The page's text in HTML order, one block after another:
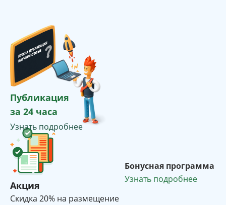
Публикация
за 24 часа
Узнать подробнее
Акция
Cкидка 20% на размещение
Бонусная программа
Узнать подробнее